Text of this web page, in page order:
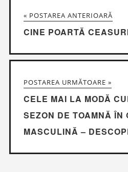
« POSTAREA ANTERIOARĂ
CINE POARTĂ
POSTAREA URMĂTOARE »
CELE MAI LA MODĂ
SEZON DE TOAMNĂ ÎN
MASCULINĂ –